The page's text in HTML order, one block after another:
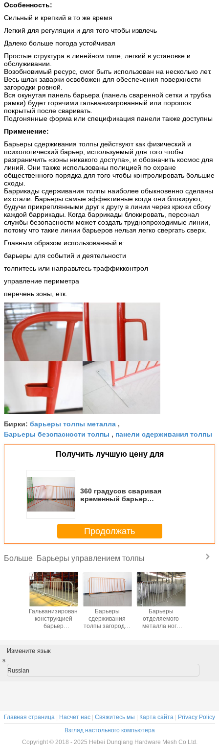
Особенность:
Сильный и крепкий в то же время
Легкий для регуляции и для того чтобы извлечь
Далеко больше погода устойчивая
Простые структура в линейном типе, легкий в установке и
обслуживании.
Возобновимый ресурс, смог быть использован на несколько лет.
Весь шлак заварки освобожен для обеспечения поверхности
загородки ровной.
Вся окунутая панель барьера (панель сваренной сетки и трубка
рамки) будет горячими гальванизированный или порошок
покрытый после сваривать.
Подгонянные форма или спецификация панели также доступны
Применение:
Барьеры сдерживания толпы действуют как физический и
психологический барьер, используемый для того чтобы
разграничить «зоны никакого доступа», и обозначить космос для
линий. Они также использованы полицией по охране
общественного порядка для того чтобы контролировать большие
сходы.
Баррикады сдерживания толпы наиболее обыкновенно сделаны
из стали. Барьеры самые эффективные когда они блокируют,
будучи прикреплянными друг к другу в линии через крюки сбоку
каждой баррикады. Когда баррикады блокировать, персонал
службы безопасности может создать труднопроходимые линии,
потому что такие линии барьеров нельзя легко свергать сверх.
Главным образом использованный в:
барьеры для событий и деятельности
толпитесь или направьтесь траффикконтрол
управление периметра
перечень зоны, етк.
Бирки: барьеры толпы металла ,
Барьеры безопасности толпы , панели сдерживания толпы
Получить лучшую цену для
360 градусов сваривая
временный барьер
безопасности
Продолжать
Больше Барьеры управлением толпы
для
Гальванизированный
конструкцией
барьер
открытом
загородки
событий
Барьеры
сдерживания
толпы загородки
пешехода
Барьеры
отделяемого
металла ноги
Измените язык
s
Russian
Главная страница Насчет нас Свяжитесь мы Карта сайта
Privacy Policy
Взгляд настольного компьютера
Copyright © 2018 - 2025 Hebei Dunqiang Hardware Mesh Co Ltd.